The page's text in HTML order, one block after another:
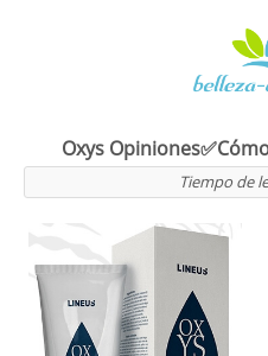
Oxys
Tiempo de